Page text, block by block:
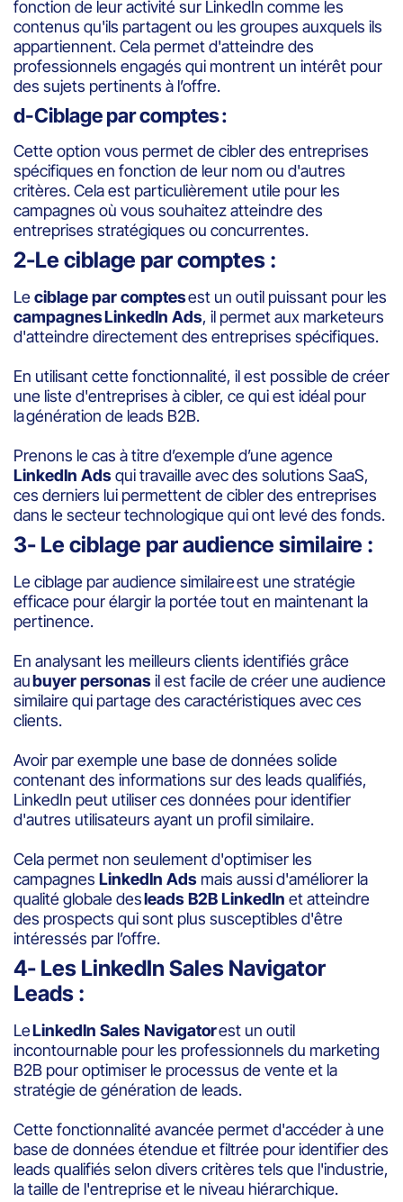
fonction de leur activité sur LinkedIn comme les
contenus qu'ils partagent ou les groupes auxquels ils
appartiennent. Cela permet d'atteindre des
professionnels engagés qui montrent un intérêt pour
des sujets pertinents à l’offre.
d-Ciblage par comptes :
Cette option vous permet de cibler des entreprises
spécifiques en fonction de leur nom ou d'autres
critères. Cela est particulièrement utile pour les
campagnes où vous souhaitez atteindre des
entreprises stratégiques ou concurrentes.
2-Le ciblage par comptes :
Leciblage par comptesest un outil puissant pour les
campagnes LinkedIn Ads, il permet aux marketeurs
d'atteindre directement des entreprises spécifiques.
En utilisant cette fonctionnalité, il est possible de créer
une liste d'entreprises à cibler, ce qui est idéal pour
la génération de leads B2B.
Prenons le cas à titre d’exemple d’une agence
LinkedIn Adsqui travaille avec des solutions SaaS,
ces derniers lui permettent de cibler des entreprises
dans le secteur technologique qui ont levé des fonds.
3- Le ciblage par audience similaire :
Le ciblage par audience similaire est une stratégie
efficace pour élargir la portée tout en maintenant la
pertinence.
En analysant les meilleurs clients identifiés grâce
aubuyer personasil est facile de créer une audience
similaire qui partage des caractéristiques avec ces
clients.
Avoir par exemple une base de données solide
contenant des informations sur des leads qualifiés,
LinkedIn peut utiliser ces données pour identifier
d'autres utilisateurs ayant un profil similaire.
Cela permet non seulement d'optimiser les
campagnes LinkedIn Ads mais aussi d'améliorer la
qualité globale desleads B2B LinkedIn et atteindre
des prospects qui sont plus susceptibles d'être
intéressés par l’offre.
4- Les LinkedIn Sales Navigator
Leads :
LeLinkedIn Sales Navigatorest un outil
incontournable pour les professionnels du marketing
B2B pour optimiser le processus de vente et la
stratégie de génération de leads.
Cette fonctionnalité avancée permet d'accéder à une
base de données étendue et filtrée pour identifier des
leads qualifiés selon divers critères tels que l'industrie,
la taille de l'entreprise et le niveau hiérarchique.